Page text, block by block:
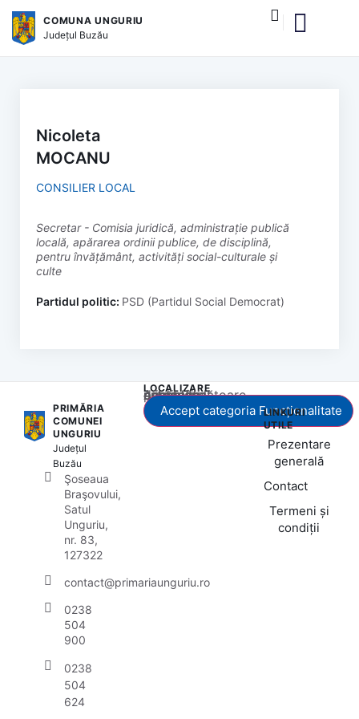
COMUNA UNGURIU
Județul Buzău
Nicoleta
MOCANU
CONSILIER LOCAL
secretar - Comisia juridică, administrație publică
locală, apărarea ordinii publice, de disciplină,
pentru învățământ, activități social-culturale și
culte
Partidul politic: PSD (Partidul Social Democrat)
PRIMĂRIA
COMUNEI
UNGURIU
Județul
Buzău
Şoseaua
Braşovului,
Satul
Unguriu,
nr. 83,
127322
contact@primariaunguriu.ro
0238
504
900
0238
504
624
LOCALIZARE
Acest conținut este blocat până când acceptați categoria corespunzătoare de cookie-uri.
Accept categoria Funcționalitate
LINKURI
UTILE
Prezentare
generală
Contact
Termeni și
condiții